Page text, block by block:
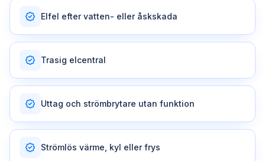
Elfel efter vatten- eller åskskada
Trasig elcentral
Uttag och strömbrytare utan funktion
Strömlös värme, kyl eller frys